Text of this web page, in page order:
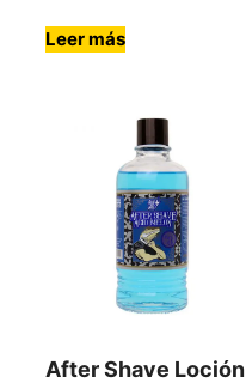
Leer más
After Shave Loción